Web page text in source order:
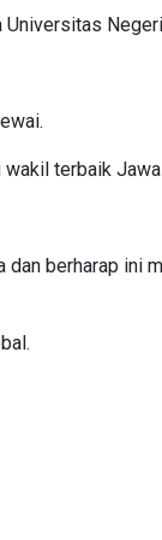
Universitas
terbaik
berharap